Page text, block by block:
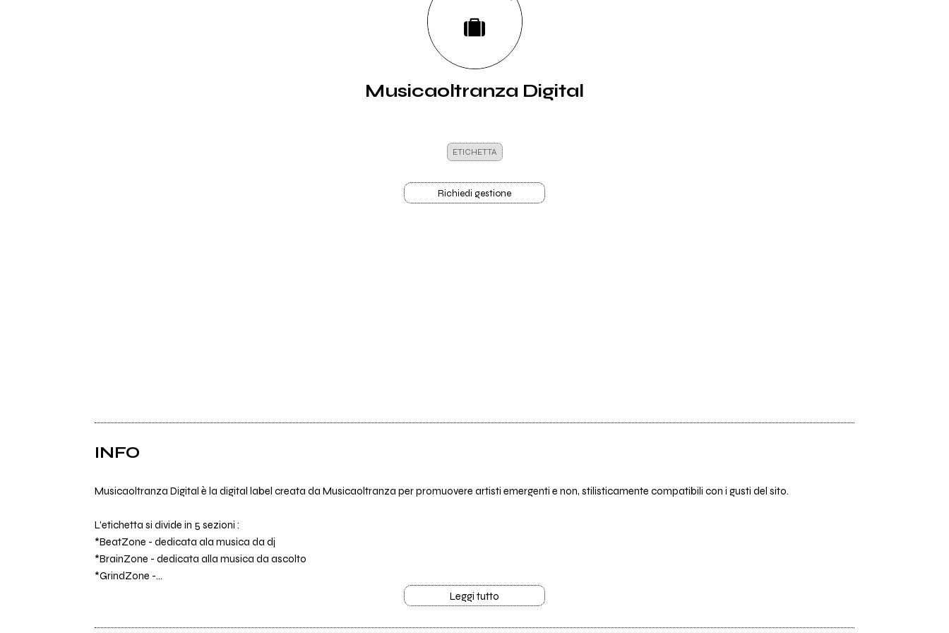
Musicaoltranza Digital
ETICHETTA
Richiedi gestione
INFO
Musicaoltranza Digital è la digital label creata da Musicaoltranza per promuovere artisti emergenti e non, stilisticamente compatibili con i gusti del sito.
L'etichetta si divide in 5 sezioni :
*BeatZone - dedicata ala musica da dj
*BrainZone - dedicata alla musica da ascolto
*GrindZone -...
Leggi tutto